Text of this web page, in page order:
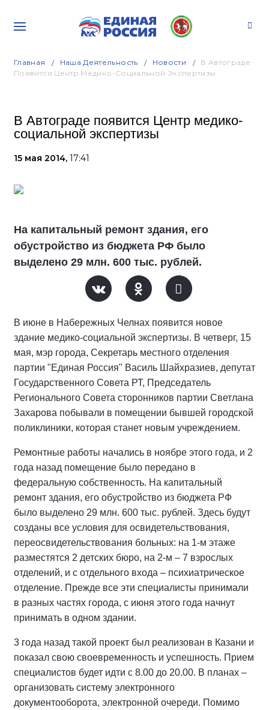
Главная Наша Деятельность Новости
В Автограде
Появится Центр Медико-Социальной Экспертизы
В Автограде появится Центр медико-
социальной экспертизы
15 мая 2014, 17:41
На капитальный ремонт здания, его
обустройство из бюджета РФ было
выделено 29 млн. 600 тыс. рублей.
В июне в Набережных Челнах появится новое
здание медико-социальной экспертизы. В четверг, 15
мая, мэр города, Секретарь местного отделения
партии "Единая Россия" Василь Шайхразиев, депутат
Государственного Совета РТ, Председатель
Регионального Совета сторонников партии Светлана
Захарова побывали в помещении бывшей городской
поликлиники, которая станет новым учреждением.
Ремонтные работы начались в ноябре этого года, и 2
года назад помещение было передано в
федеральную собственность. На капитальный
ремонт здания, его обустройство из бюджета РФ
было выделено 29 млн. 600 тыс. рублей. Здесь будут
созданы все условия для освидетельствования,
переосвидетельствования больных: на 1-м этаже
разместятся 2 детских бюро, на 2-м – 7 взрослых
отделений, и с отдельного входа – психиатрическое
отделение. Прежде все эти специалисты принимали
в разных частях города, с июня этого года начнут
принимать в одном здании.
3 года назад такой проект был реализован в Казани и
показал свою своевременность и успешность. Прием
специалистов будет идти с 8.00 до 20.00. В планах –
организовать систему электронного
документооборота, электронной очереди. Помимо